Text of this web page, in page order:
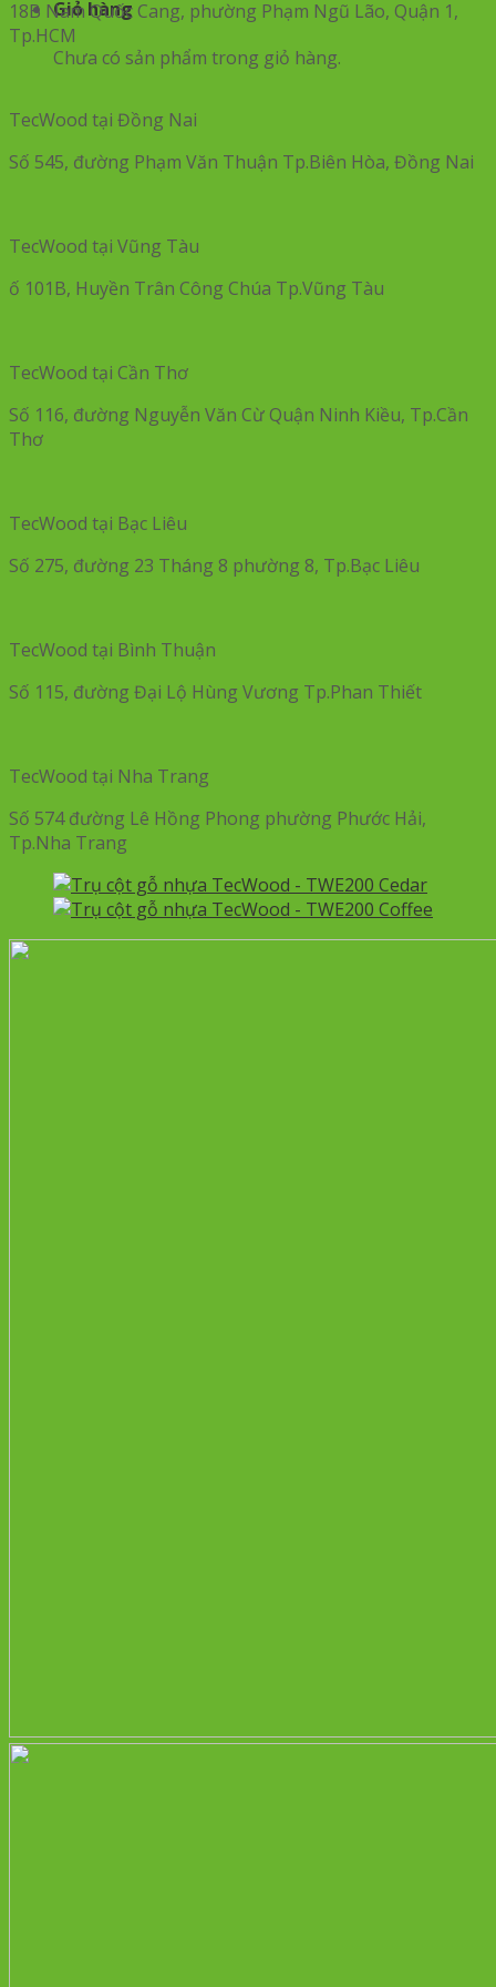
Giỏ hàng
Chưa có sản phẩm trong giỏ hàng.
18B Nam Quốc Cang, phường Phạm Ngũ Lão, Quận 1,
Tp.HCM
TecWood tại Đồng Nai
Số 545, đường Phạm Văn Thuận Tp.Biên Hòa, Đồng Nai
TecWood tại Vũng Tàu
ố 101B, Huyền Trân Công Chúa Tp.Vũng Tàu
TecWood tại Cần Thơ
Số 116, đường Nguyễn Văn Cừ Quận Ninh Kiều, Tp.Cần
Thơ
TecWood tại Bạc Liêu
Số 275, đường 23 Tháng 8 phường 8, Tp.Bạc Liêu
TecWood tại Bình Thuận
Số 115, đường Đại Lộ Hùng Vương Tp.Phan Thiết
TecWood tại Nha Trang
Số 574 đường Lê Hồng Phong phường Phước Hải,
Tp.Nha Trang